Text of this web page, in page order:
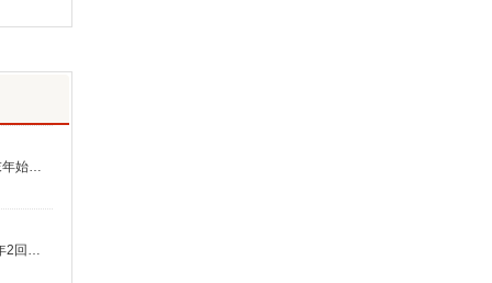
【月給】280,000円〜308,000円 ▼給与詳細 処遇改善手当：35,920円 ▼下記別途支給 夜勤手当：6,000円（1回） 通勤手当 年末年始手当：380円/時 ※12/300時〜1/324時 昇給年1回（4月） 寸志あり：年2回（6月・12月） ※業績による 特別報酬：平均11.6万円（最高額90万円） ※2025年6月支給実績 ※処遇改善手当は試用期間中(3ヶ月)は支給なし
【時給】1,426円〜1,500円 ▼給与詳細 処遇改善手当：200円/時 ▼下記別途支給 通勤手当 年末年始手当：380円/時 寸志あり：年2回（6月・12月） ※業績による ※処遇改善手当は試用期間中(3ヶ月)は支給なし